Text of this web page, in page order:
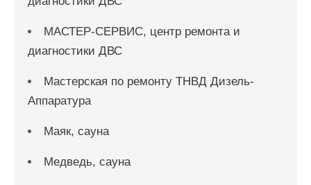
МАСТЕР-СЕРВИС, центр ремонта и
диагностики ДВС
Мастерская по ремонту ТНВД Дизель-
Аппаратура
Маяк, сауна
Медведь, сауна